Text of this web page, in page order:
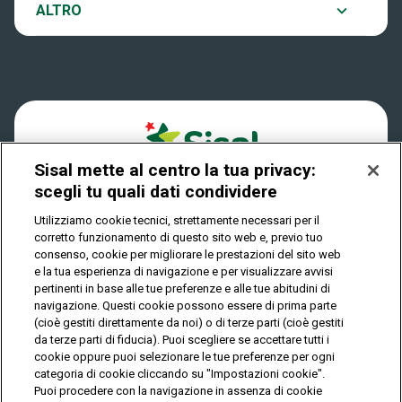
Play Your Date
Dove si gioca
Quanto si vince
Come riscuotere
ALTRO
Notifiche
Privacy
IL GIOCO È VIETATO AI MINORI E PUÒ CAUSARE
DIPENDENZA PATOLOGICA
© Copyright Sisal Italia S.p.A. - P.I. 02433760135
Privacy Cookies
Mappa
del
sito
Sisal mette al centro la tua privacy:
scegli tu quali dati condividere
Utilizziamo cookie tecnici, strettamente necessari per il
corretto funzionamento di questo sito web e, previo tuo
consenso, cookie per migliorare le prestazioni del sito web
e la tua esperienza di navigazione e per visualizzare avvisi
pertinenti in base alle tue preferenze e alle tue abitudini di
navigazione. Questi cookie possono essere di prima parte
(cioè gestiti direttamente da noi) o di terze parti (cioè gestiti
da terze parti di fiducia). Puoi scegliere se accettare tutti i
cookie oppure puoi selezionare le tue preferenze per ogni
categoria di cookie cliccando su "Impostazioni cookie".
Puoi procedere con la navigazione in assenza di cookie